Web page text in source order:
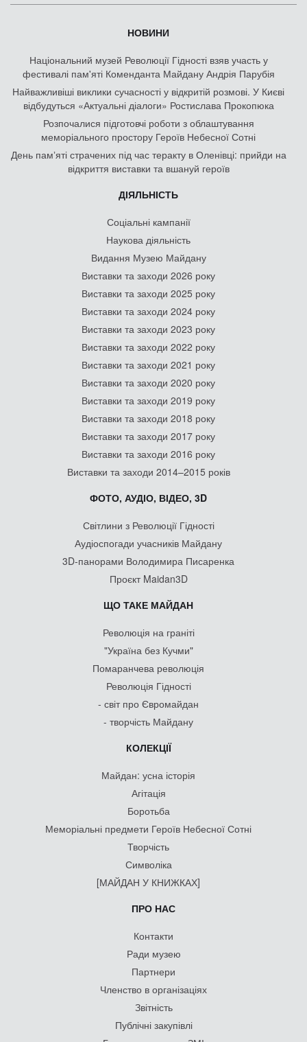
НОВИНИ
Національний музей Революції Гідності взяв участь у
фестивалі пам'яті Коменданта Майдану Андрія Парубія
Найважливіші виклики сучасності у відкритій розмові. У Києві
відбудуться «Актуальні діалоги» Ростислава Прокопюка
Розпочалися підготовчі роботи з облаштування
меморіального простору Героїв Небесної Сотні
День памʼяті страчених під час теракту в Оленівці: прийди на
відкриття виставки та вшануй героїв
ДІЯЛЬНІСТЬ
Соціальні кампанії
Наукова діяльність
Видання Музею Майдану
Виставки та заходи 2026 року
Виставки та заходи 2025 року
Виставки та заходи 2024 року
Виставки та заходи 2023 року
Виставки та заходи 2022 року
Виставки та заходи 2021 року
Виставки та заходи 2020 року
Виставки та заходи 2019 року
Виставки та заходи 2018 року
Виставки та заходи 2017 року
Виставки та заходи 2016 року
Виставки та заходи 2014–2015 років
ФОТО, АУДІО, ВІДЕО, 3D
Світлини з Революції Гідності
Аудіоспогади учасників Майдану
3D-панорами Володимира Писаренка
Проєкт Maidan3D
ЩО ТАКЕ МАЙДАН
Революція на граніті
"Україна без Кучми"
Помаранчева революція
Революція Гідності
- світ про Євромайдан
- творчість Майдану
КОЛЕКЦІЇ
Майдан: усна історія
Агітація
Боротьба
Меморіальні предмети Героїв Небесної Сотні
Творчість
Символіка
[МАЙДАН У КНИЖКАХ]
ПРО НАС
Контакти
Ради музею
Партнери
Членство в організаціях
Звітність
Публічні закупівлі